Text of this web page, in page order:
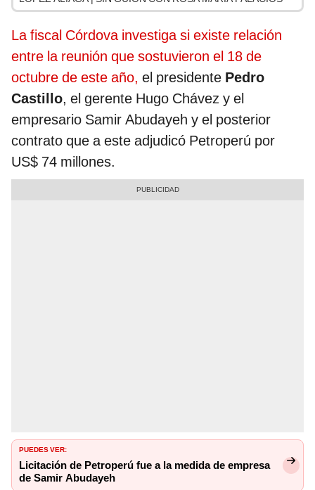
La fiscal Córdova investiga si existe relación
entre la reunión que sostuvieron el 18 de
octubre de este año, el presidente Pedro
Castillo, el gerente Hugo Chávez y el
empresario Samir Abudayeh y el posterior
contrato que a este adjudicó Petroperú por
US$ 74 millones.
PUEDES VER:
Licitación de Petroperú fue a la medida de empresa
de Samir Abudayeh